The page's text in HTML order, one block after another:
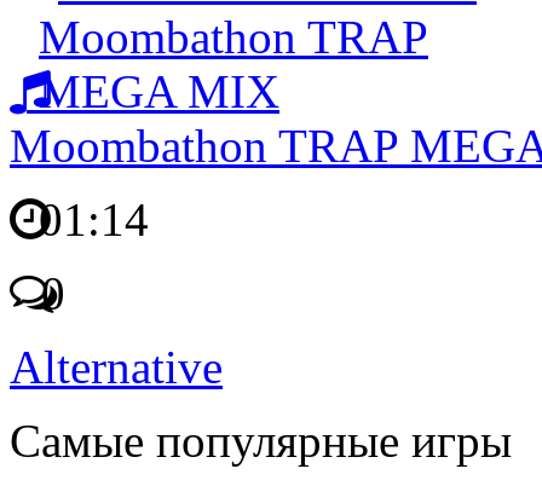
Moombathon TRAP
01:14
0
Alternative
Самые популярные игры